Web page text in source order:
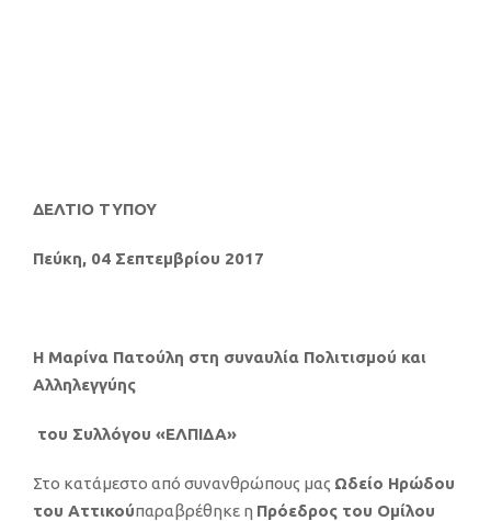
ΔΕΛΤΙΟ ΤΥΠΟΥ
Πεύκη, 04 Σεπτεμβρίου 2017
Η Μαρίνα Πατούλη στη συναυλία Πολιτισμού και
Αλληλεγγύης
του Συλλόγου «ΕΛΠΙΔΑ»
Στο κατάμεστο από συνανθρώπους μας Ωδείο Ηρώδου
του Αττικούπαραβρέθηκε η Πρόεδρος του Ομίλου